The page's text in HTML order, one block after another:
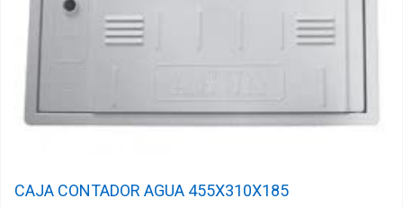
CAJA CONTADOR AGUA 455X310X185